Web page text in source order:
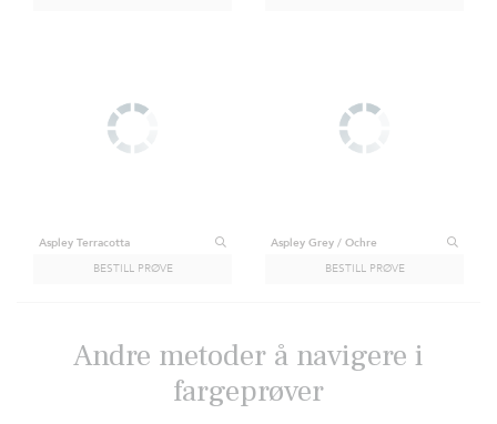
Aspley Terracotta Aspley Grey / Ochre
Andre metoder å navigere i
fargeprøver